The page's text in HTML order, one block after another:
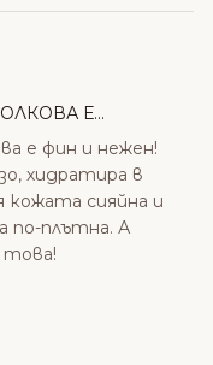
Е...
е фин и нежен!
хидратира в
кожата сияйна и
по-плътна. А